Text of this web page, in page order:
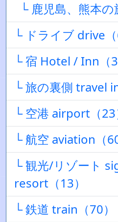
└ 鹿児島、熊本の
└ ドライブ drive（
└ 宿 Hotel / Inn（3
└ 旅の裏側 travel
└ 空港 airport（23
└ 航空 aviation（60
└ 観光/リゾート
resort（13）
└ 鉄道 train（70）